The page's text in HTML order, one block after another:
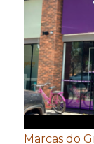
Marcas do